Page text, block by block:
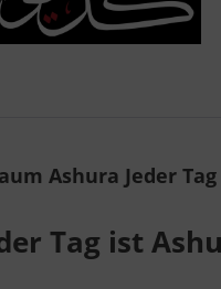
Ashura Jeder
Tag ist